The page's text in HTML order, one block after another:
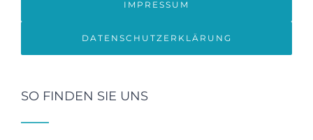
IMPRESSUM
DATENSCHUTZERKLÄRUNG
SO FINDEN SIE UNS